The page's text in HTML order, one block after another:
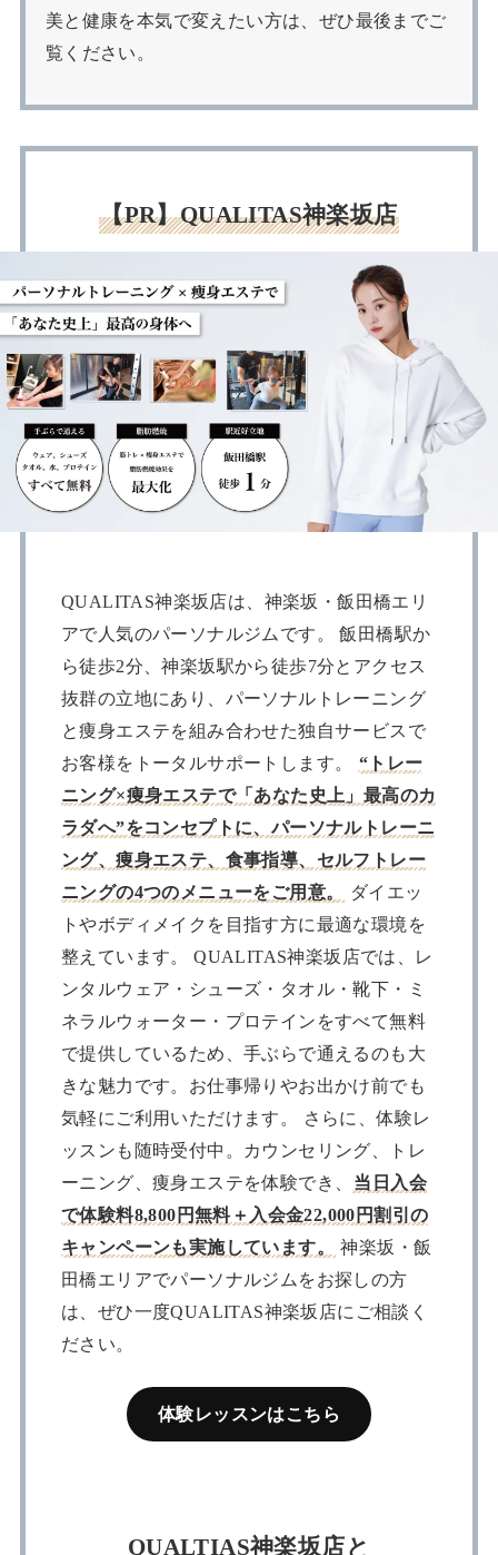
美と健康を本気で変えたい方は、ぜひ最後までご
覧ください。
【PR】QUALITAS神楽坂店
QUALITAS神楽坂店は、神楽坂・飯田橋エリ
アで人気のパーソナルジムです。 飯田橋駅か
ら徒歩2分、神楽坂駅から徒歩7分とアクセス
抜群の立地にあり、パーソナルトレーニング
と痩身エステを組み合わせた独自サービスで
お客様をトータルサポートします。 “トレー
ニング×痩身エステで「あなた史上」最高のカ
ラダへ”をコンセプトに、パーソナルトレーニ
ング、痩身エステ、食事指導、セルフトレー
ニングの4つのメニューをご用意。
ダイエッ
トやボディメイクを目指す方に最適な環境を
整えています。 QUALITAS神楽坂店では、レ
ンタルウェア・シューズ・タオル・靴下・ミ
ネラルウォーター・プロテインをすべて無料
で提供しているため、手ぶらで通えるのも大
きな魅力です。お仕事帰りやお出かけ前でも
気軽にご利用いただけます。 さらに、体験レ
ッスンも随時受付中。カウンセリング、トレ
ーニング、痩身エステを体験でき、 当日入会
で体験料8,800円無料＋入会金22,000円割引の
キャンペーンも実施しています。
神楽坂・飯
田橋エリアでパーソナルジムをお探しの方
は、ぜひ一度QUALITAS神楽坂店にご相談く
ださい。
体験レッスンはこちら
QUALTIAS神楽坂店と